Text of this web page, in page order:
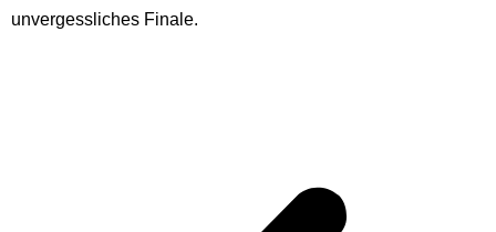
unvergessliches Finale.